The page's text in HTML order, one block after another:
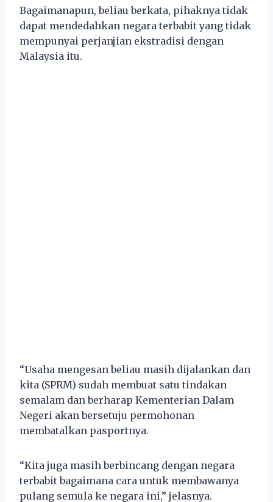
Bagaimanapun, beliau berkata, pihaknya tidak
dapat mendedahkan negara terbabit yang tidak
mempunyai perjanjian ekstradisi dengan
Malaysia itu.
“Usaha mengesan beliau masih dijalankan dan
kita (SPRM) sudah membuat satu tindakan
semalam dan berharap Kementerian Dalam
Negeri akan bersetuju permohonan
membatalkan pasportnya.
“Kita juga masih berbincang dengan negara
terbabit bagaimana cara untuk membawanya
pulang semula ke negara ini,” jelasnya.